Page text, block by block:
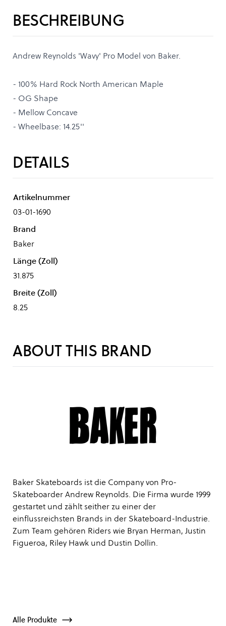
BESCHREIBUNG
Andrew Reynolds 'Wavy' Pro Model von Baker.
- 100% Hard Rock North American Maple
- OG Shape
- Mellow Concave
- Wheelbase: 14.25''
DETAILS
Artikelnummer
03-01-1690
Brand
Baker
Länge (Zoll)
31.875
Breite (Zoll)
8.25
ABOUT THIS BRAND
Baker Skateboards ist die Company von Pro-
Skateboarder Andrew Reynolds. Die Firma wurde 1999
gestartet und zählt seither zu einer der
einflussreichsten Brands in der Skateboard-Industrie.
Zum Team gehören Riders wie Bryan Herman, Justin
Figueroa, Riley Hawk und Dustin Dollin.
Alle Produkte